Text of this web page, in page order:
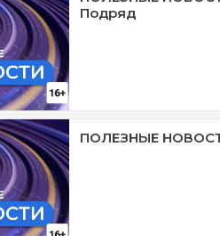
Подряд
ПОЛЕЗНЫЕ